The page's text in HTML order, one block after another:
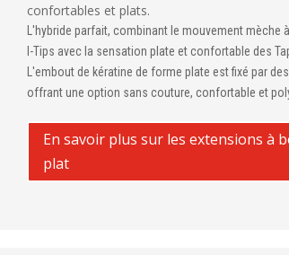
confortables et plats.
L'hybride parfait, combinant le mouvement mèche
I-Tips avec la sensation plate et confortable des
L'embout de kératine de forme plate est fixé par
offrant une option sans couture, confortable et
En savoir plus sur les extensions à
plat